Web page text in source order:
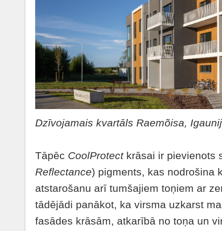
Dzīvojamais kvartāls Raemõisa,
Tāpēc CoolProtectkrāsai ir pievienots
Reflectance) pigments, kas nodrošina
atstarošanu arī tumšajiem toņiem ar
tādējādi panākot, ka virsma uzkarst
fasādes krāsām, atkarībā no toņa un